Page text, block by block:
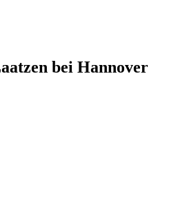
bei Hannover